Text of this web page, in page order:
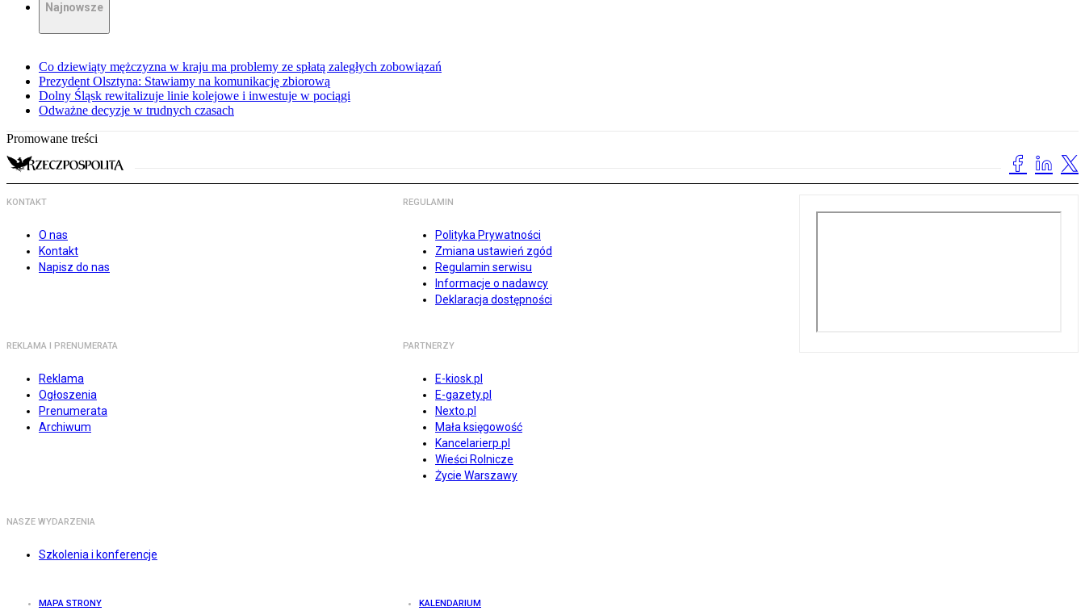
Najnowsze
Co dziewiąty mężczyzna w kraju ma problemy ze spłatą zaległych zobowiązań
Prezydent Olsztyna: Stawiamy na komunikację zbiorową
Dolny Śląsk rewitalizuje linie kolejowe i inwestuje w pociągi
Odważne decyzje w trudnych czasach
Promowane treści
KONTAKT
O nas
Kontakt
Napisz do nas
REGULAMIN
Polityka Prywatności
Zmiana ustawień zgód
Regulamin serwisu
Informacje o nadawcy
Deklaracja dostępności
REKLAMA I PRENUMERATA
Reklama
Ogłoszenia
Prenumerata
Archiwum
PARTNERZY
E-kiosk.pl
E-gazety.pl
Nexto.pl
Mała księgowość
Kancelarierp.pl
Wieści Rolnicze
Życie Warszawy
NASZE WYDARZENIA
Szkolenia i konferencje
MAPA STRONY KALENDARIUM